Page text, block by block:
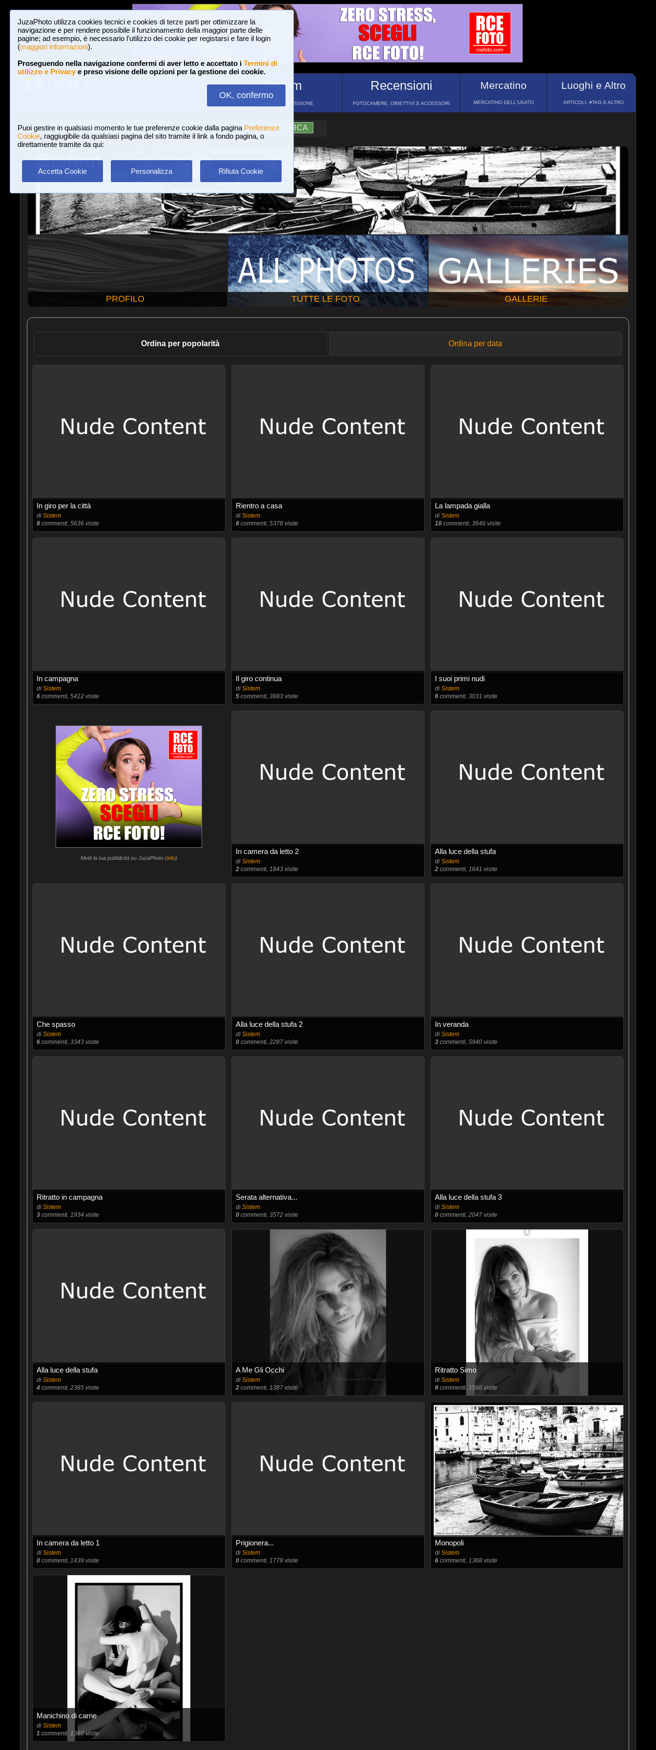
JuzaPhoto utilizza cookies tecnici e cookies di terze parti per ottimizzare la
navigazione e per rendere possibile il funzionamento della maggior parte delle
pagine; ad esempio, è necessario l'utilizzo dei cookie per registarsi e fare il login
(maggiori informazioni).
Proseguendo nella navigazione confermi di aver letto e accettato i Termini di
utilizzo e Privacye preso visione delle opzioni per la gestione dei cookie.
OK, confermo
Puoi gestire in qualsiasi momento le tue preferenze cookie dalla pagina Preferenze
Cookie, raggiugibile da qualsiasi pagina del sito tramite il link a fondo pagina, o
direttamente tramite da qui:
Accetta Cookie Personalizza Rifiuta Cookie
Forum
FORUM DI DISCUSSIONE
Recensioni
FOTOCAMERE, OBIETTIVI E ACCESSORI
Mercatino
MERCATINO DELL'USATO
Luoghi e Altro
ARTICOLI, #TAG E ALTRO
Login Iscriviti a JuzaPhoto! A A ?AIUTO RICERCA
Sistem
www.juzaphoto.com/p/Sistem
PROFILO TUTTE LE FOTO GALLERIE
Ordina per popolarità Ordina per data
In giro per la città
di Sistem
8commenti, 5636 visite
Rientro a casa
di Sistem
8commenti, 5378 visite
La lampada gialla
diSistem
10 commenti, 3646 visite
In campagna
di Sistem
6commenti, 5412 visite
Il giro continua
di Sistem
5commenti, 3883 visite
I suoi primi nudi
diSistem
6 commenti, 3031 visite
Metti la tua pubblicità su JuzaPhoto (info)
In camera da letto 2
di Sistem
2commenti, 1843 visite
Alla luce della stufa
diSistem
2 commenti, 1641 visite
Che spasso
di Sistem
6commenti, 3343 visite
Alla luce della stufa 2
di Sistem
0commenti, 2287 visite
In veranda
diSistem
3 commenti, 5940 visite
Ritratto in campagna
di Sistem
3commenti, 1934 visite
Serata alternativa...
di Sistem
0commenti, 3572 visite
Alla luce della stufa 3
diSistem
0 commenti, 2047 visite
Alla luce della stufa
di Sistem
4commenti, 2365 visite
A Me Gli Occhi
di Sistem
2commenti, 1387 visite
Ritratto Simo
diSistem
9 commenti, 1566 visite
In camera da letto 1
di Sistem
0commenti, 1439 visite
Prigionera...
di Sistem
0commenti, 1778 visite
Monopoli
diSistem
6 commenti, 1368 visite
Manichino di carne
di Sistem
1 commenti, 1360 visite